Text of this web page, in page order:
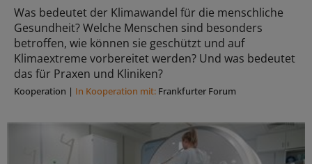
Was bedeutet der Klimawandel für die menschliche
Gesundheit? Welche Menschen sind besonders
betroffen, wie können sie geschützt und auf
Klimaextreme vorbereitet werden? Und was bedeutet
das für Praxen und Kliniken?
Kooperation | In Kooperation mit: Frankfurter Forum